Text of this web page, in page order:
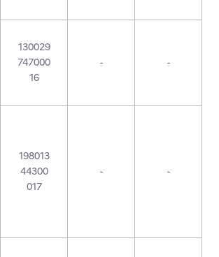
130029
747000
16
- -
198013
44300
017
- -